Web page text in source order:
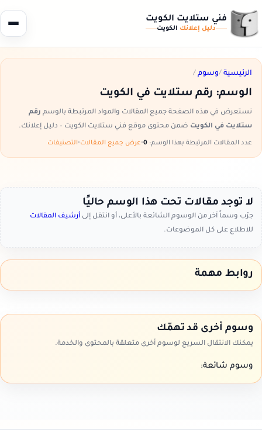
فني ستلايت الكويت
دليل إعلانك الكويت
الرئيسية /وسوم /
الوسم: رقم ستلايت في الكويت
نستعرض في هذه الصفحة جميع المقالات والمواد المرتبطة بالوسم رقم
ستلايت في الكويت ضمن محتوى موقع فني ستلايت الكويت – دليل إعلانك.
عدد المقالات المرتبطة بهذا الوسم: •عرض جميع المقالات•التصنيفات
لا توجد مقالات تحت هذا الوسم حاليًا
جرّب وسماً آخر من الوسوم الشائعة بالأعلى، أو انتقل إلى أرشيف المقالات
للاطلاع على كل الموضوعات.
روابط مهمة
وسوم أخرى قد تهمّك
يمكنك الانتقال السريع لوسوم أخرى متعلقة بالمحتوى والخدمة.
وسوم شائعة: